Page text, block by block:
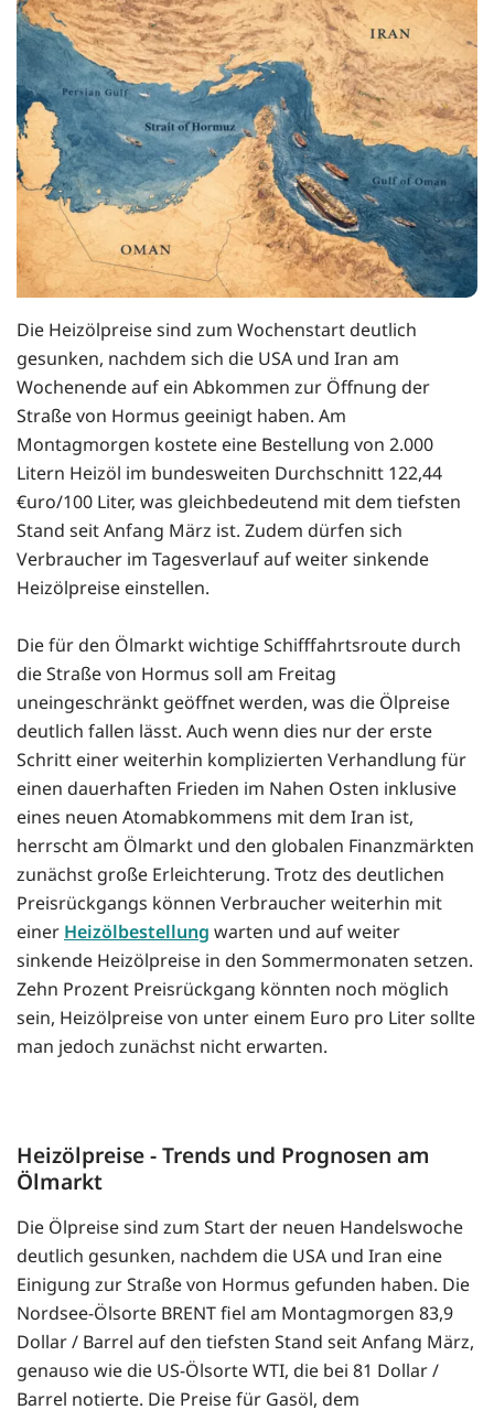
Die Heizölpreise sind zum Wochenstart deutlich
gesunken, nachdem sich die USA und Iran am
Wochenende auf ein Abkommen zur Öffnung der
Straße von Hormus geeinigt haben. Am
Montagmorgen kostete eine Bestellung von 2.000
Litern Heizöl im bundesweiten Durchschnitt 122,44
€uro/100 Liter, was gleichbedeutend mit dem tiefsten
Stand seit Anfang März ist. Zudem dürfen sich
Verbraucher im Tagesverlauf auf weiter sinkende
Heizölpreise einstellen.
Die für den Ölmarkt wichtige Schifffahrtsroute durch
die Straße von Hormus soll am Freitag
uneingeschränkt geöffnet werden, was die Ölpreise
deutlich fallen lässt. Auch wenn dies nur der erste
Schritt einer weiterhin komplizierten Verhandlung für
einen dauerhaften Frieden im Nahen Osten inklusive
eines neuen Atomabkommens mit dem Iran ist,
herrscht am Ölmarkt und den globalen Finanzmärkten
zunächst große Erleichterung. Trotz des deutlichen
Preisrückgangs können Verbraucher weiterhin mit
einer Heizölbestellung warten und auf weiter
sinkende Heizölpreise in den Sommermonaten setzen.
Zehn Prozent Preisrückgang könnten noch möglich
sein, Heizölpreise von unter einem Euro pro Liter sollte
man jedoch zunächst nicht erwarten.
Heizölpreise - Trends und Prognosen am
Ölmarkt
Die Ölpreise sind zum Start der neuen Handelswoche
deutlich gesunken, nachdem die USA und Iran eine
Einigung zur Straße von Hormus gefunden haben. Die
Nordsee-Ölsorte BRENT fiel am Montagmorgen 83,9
Dollar / Barrel auf den tiefsten Stand seit Anfang März,
genauso wie die US-Ölsorte WTI, die bei 81 Dollar /
Barrel notierte. Die Preise für Gasöl, dem